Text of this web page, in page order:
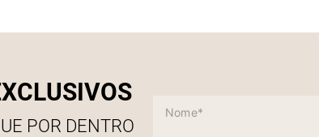
POR DENTRO